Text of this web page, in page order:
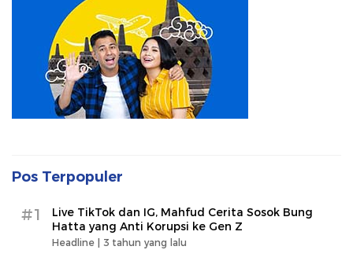
Pos Terpopuler
#1
Live TikTok dan IG, Mahfud Cerita Sosok Bung
Hatta yang Anti Korupsi ke Gen Z
Headline | 3 tahun yang lalu